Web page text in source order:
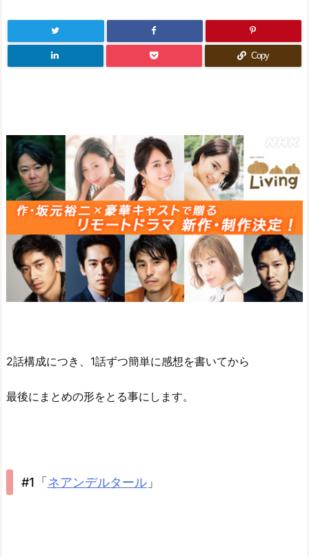
Copy
2話構成につき、1話ずつ簡単に感想を書いてから
最後にまとめの形をとる事にします。
#1「 ネアンデルタール」